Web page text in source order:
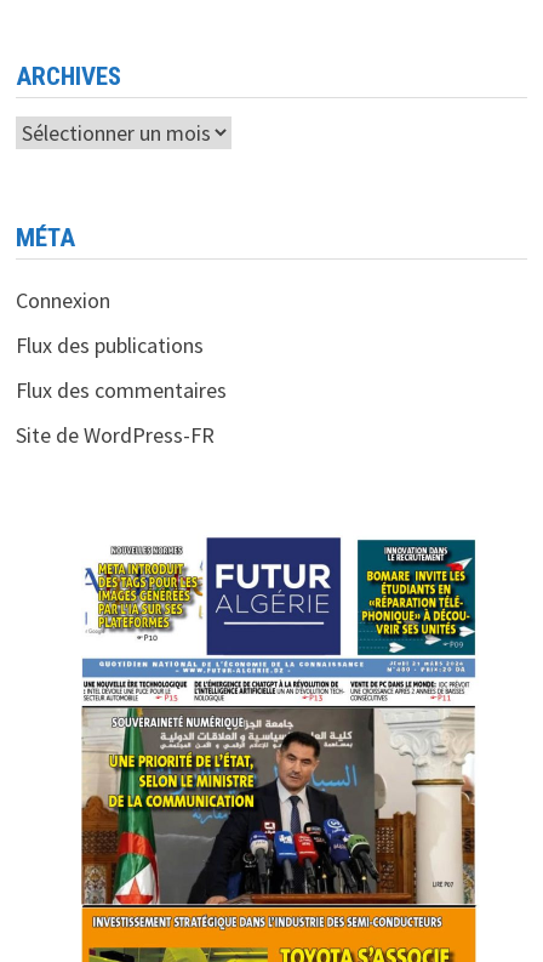
DE
MAIN
ARCHIVES
Archives
MÉTA
Connexion
Flux des publications
Flux des commentaires
Site de WordPress-FR